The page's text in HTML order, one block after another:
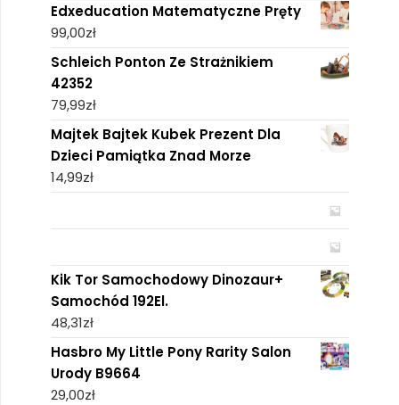
Edxeducation Matematyczne Pręty
99,00zł
Schleich Ponton Ze Strażnikiem
42352
79,99zł
Majtek Bajtek Kubek Prezent Dla
Dzieci Pamiątka Znad Morze
14,99zł
Kik Tor Samochodowy Dinozaur+
Samochód 192El.
48,31zł
Hasbro My Little Pony Rarity Salon
Urody B9664
29,00zł